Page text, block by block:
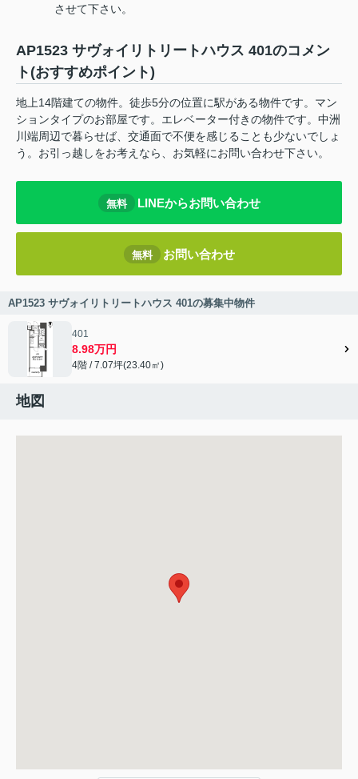
させて下さい。
AP1523 サヴォイリトリートハウス 401のコメン
ト(おすすめポイント)
地上14階建ての物件。徒歩5分の位置に駅がある物件です。マン
ションタイプのお部屋です。エレベーター付きの物件です。中洲
川端周辺で暮らせば、交通面で不便を感じることも少ないでしょ
う。お引っ越しをお考えなら、お気軽にお問い合わせ下さい。
無料 LINEからお問い合わせ
無料 お問い合わせ
AP1523 サヴォイリトリートハウス 401の募集中物件
401
8.98万円
4階 / 7.07坪(23.40㎡)
地図